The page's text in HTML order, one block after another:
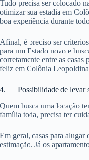
Tudo precisa ser colocado
otimizar sua estadia em
boa experiência durante
Afinal, é preciso ser
para um Estado novo e
corretamente entre as casas
feliz em Colônia
4. Possibilidade de levar
Quem busca uma locação
família toda, precisa ter
Em geral, casas para
estimação. Já os